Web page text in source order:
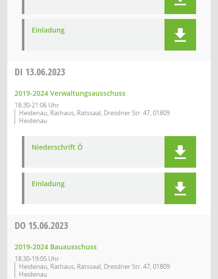
Einladung
DI 13.06.2023
2019-2024 Verwaltungsausschuss
18:30-21:06 Uhr
Heidenau, Rathaus, Ratssaal, Dresdner Str. 47, 01809
Heidenau
Niederschrift Ö
Einladung
DO 15.06.2023
2019-2024 Bauausschuss
18:30-19:05 Uhr
Heidenau, Rathaus, Ratssaal, Dresdner Str. 47, 01809
Heidenau